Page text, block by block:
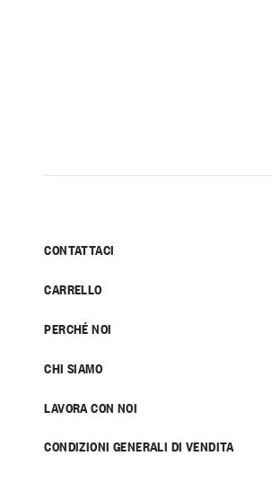
CONTATTACI
CARRELLO
PERCHÉ NOI
CHI SIAMO
LAVORA CON NOI
CONDIZIONI GENERALI DI VENDITA